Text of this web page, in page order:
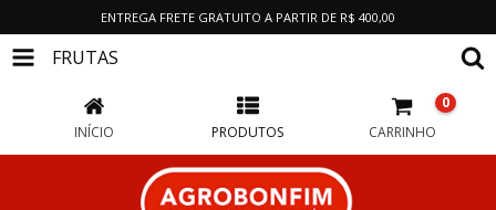
ENTREGA FRETE GRATUITO A PARTIR DE R$ 400,00
FRUTAS
INÍCIO PRODUTOS CARRINHO
0